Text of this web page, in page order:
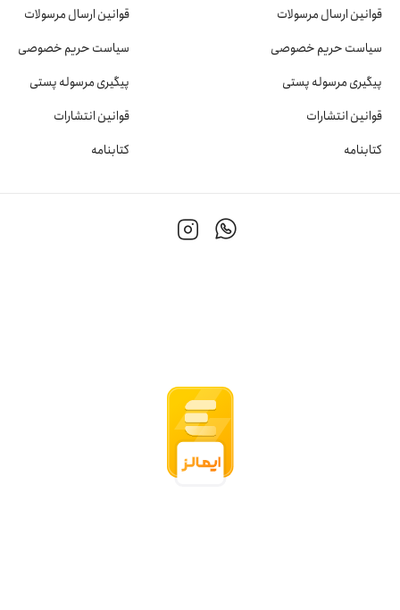
قوانین ارسال مرسولات
سیاست حریم خصوصی
پیگیری مرسوله پستی
قوانین انتشارات
کتابنامه
قوانین ارسال مرسولات
سیاست حریم خصوصی
پیگیری مرسوله پستی
قوانین انتشارات
کتابنامه